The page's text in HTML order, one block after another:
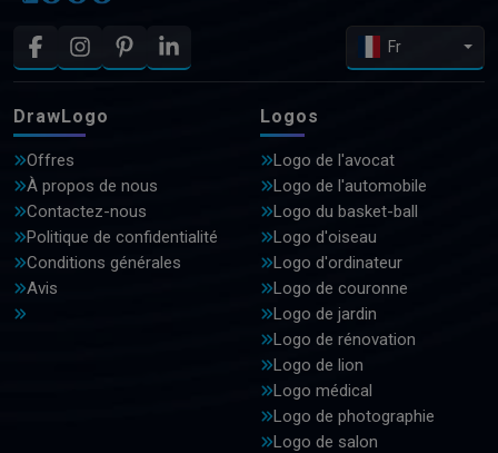
Fr
DrawLogo
Offres
À propos de nous
Contactez-nous
Politique de confidentialité
Conditions générales
Avis
Logos
Logo de l'avocat
Logo de l'automobile
Logo du basket-ball
Logo d'oiseau
Logo d'ordinateur
Logo de couronne
Logo de jardin
Logo de rénovation
Logo de lion
Logo médical
Logo de photographie
Logo de salon